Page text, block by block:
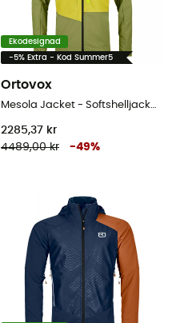
Ekodesignad
-5% Extra - Kod Summer5
Ortovox
2285,37 kr
4489,00 kr
-49%